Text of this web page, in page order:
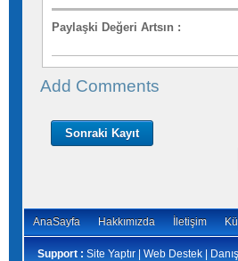
Paylaşki Değeri Artsın :
Add Comments
Sonraki Kayıt
AnaSayfa Hakkımızda İletişim
Support : Site Yaptır | Web Destek |